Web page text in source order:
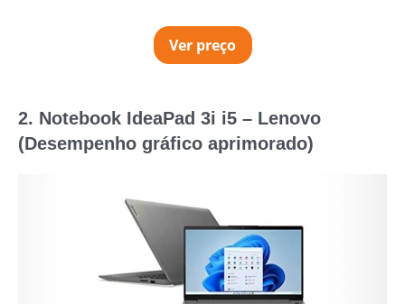
Ver preço
2. Notebook IdeaPad 3i i5 – Lenovo
(Desempenho gráfico aprimorado)